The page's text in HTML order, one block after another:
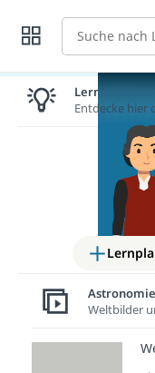
Suche
Lernen lohnt
Entdecke hier
Astronomie
Weltbilder